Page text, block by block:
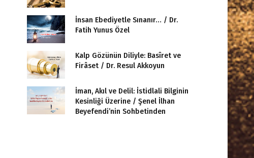
İnsan Ebediyetle Sınanır… / Dr.
Fatih Yunus Özel
Kalp Gözünün Diliyle: Basîret ve
Firâset / Dr. Resul Akkoyun
İman, Akıl ve Delil: İstidlali Bilginin
Kesinliği Üzerine / Şenel İlhan
Beyefendi’nin Sohbetinden